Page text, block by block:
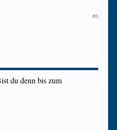
#6
du denn bis zum